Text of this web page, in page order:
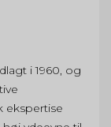
i 1960, og
ekspertise